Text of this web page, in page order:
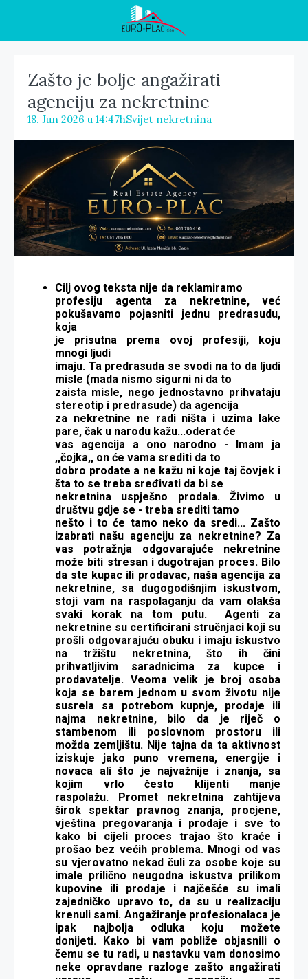
Zašto je bolje angažirati
agenciju za nekretnine
18. Jun 2026 u 14:47hSvijet nekretnina
Cilj ovog teksta nije da reklamiramo
profesiju agenta za nekretnine, već
pokušavamo pojasniti jednu predrasudu,
koja
je prisutna prema ovoj profesiji, koju
mnogi ljudi
imaju. Ta predrasuda se svodi na to da ljudi
misle (mada nismo sigurni ni da to
zaista misle, nego jednostavno prihvataju
stereotip i predrasude) da agencija
za nekretnine ne radi ništa i uzima lake
pare, čak u narodu kažu...oderat će
vas agencija a ono narodno - Imam ja
,,čojka,, on će vama srediti da to
dobro prodate a ne kažu ni koje taj čovjek i
šta to se treba sređivati da bi se
nekretnina uspješno prodala. Živimo u
društvu gdje se - treba srediti tamo
nešto i to će tamo neko da sredi... Zašto
izabrati našu agenciju za nekretnine? Za
vas potražnja odgovarajuće nekretnine
može biti stresan i dugotrajan proces. Bilo
da ste kupac ili prodavac, naša agencija za
nekretnine, sa dugogodišnjim iskustvom,
stoji vam na raspolaganju da vam olakša
svaki korak na tom putu.
Agenti za
nekretnine su certificirani stručnjaci koji su
prošli odgovarajuću obuku i imaju iskustvo
na tržištu nekretnina, što ih čini
prihvatljivim saradnicima za kupce i
prodavatelje. Veoma velik je broj osoba
koja se barem jednom u svom životu nije
susrela sa potrebom kupnje, prodaje ili
najma nekretnine, bilo da je riječ o
stambenom ili poslovnom prostoru ili
možda zemljištu. Nije tajna da ta aktivnost
iziskuje jako puno vremena, energije i
novaca ali što je najvažnije i znanja, sa
kojim vrlo često klijenti manje
raspolažu. Promet nekretnina zahtijeva
širok spektar pravnog znanja, procjene,
vještina pregovaranja i prodaje i sve to
kako bi cijeli proces trajao što kraće i
prošao bez većih problema. Mnogi od vas
su vjerovatno nekad čuli za osobe koje su
imale prilično neugodna iskustva prilikom
kupovine ili prodaje i najčešće su imali
zajedničko upravo to, da su u realizaciju
krenuli sami. Angažiranje profesionalaca je
ipak najbolja odluka koju možete
donijeti. Kako bi vam pobliže objasnili o
čemu se tu radi, u nastavku vam donosimo
neke opravdane razloge zašto angažirati